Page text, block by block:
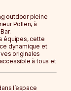
outdoor pleine
Pollen, à
.
équipes, cette
dynamique et
originales
à tous et